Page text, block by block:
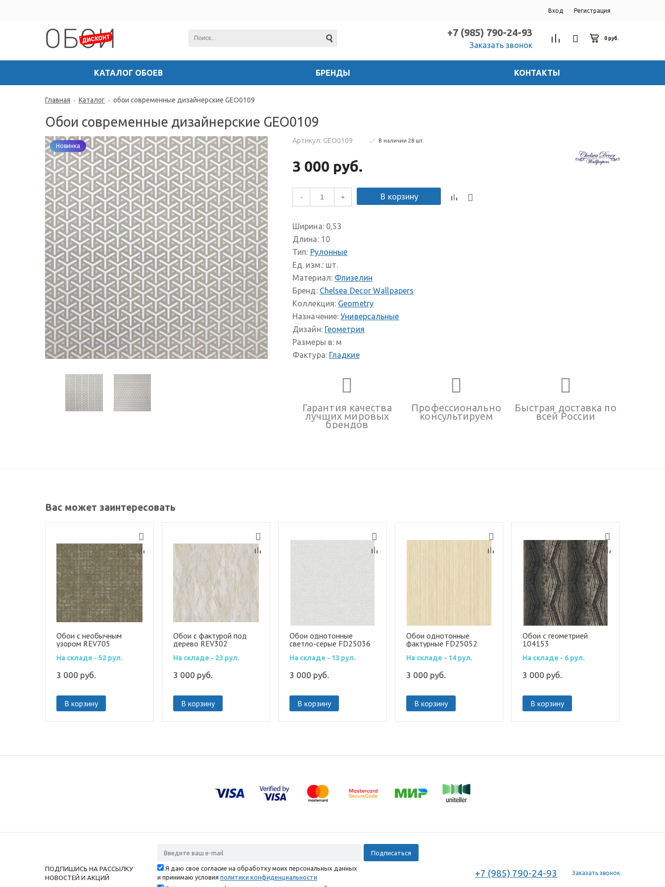
Вход Регистрация
+7 (985) 790-24-93
Заказать звонок
0 руб.
КАТАЛОГ ОБОЕВ БРЕНДЫ КОНТАКТЫ
Главная - Каталог - обои современные дизайнерские GEO0109
Обои современные дизайнерские GEO0109
Новинка
Артикул: GEO0109 В наличии 28 шт
3 000 руб.
- + В корзину
Ширина:0,53
Длина:10
Тип: Рулонные
Ед. изм.:шт.
Материал: Флизелин
Бренд: Chelsea Decor Wallpapers
Коллекция: Geometry
Назначение: Универсальные
Дизайн: Геометрия
Размеры в: м
Фактура: Гладкие
Гарантия качества
лучших мировых
брендов
Профессионально
консультируем
Быстрая доставка по
всей России
Вас может заинтересовать
Обои с необычным
узором REV705
На складе - 52 рул.
3 000 руб.
В корзину
Обои с фактурой под
дерево REV302
На складе - 23 рул.
3 000 руб.
В корзину
Обои однотонные
светло-серые FD25036
На складе - 13 рул.
3 000 руб.
В корзину
Обои однотонные
фактурные FD25052
На складе - 14 рул.
3 000 руб.
В корзину
Обои с геометрией
104153
На складе - 6 рул.
3 000 руб.
В корзину
ПОДПИШИСЬ НА РАССЫЛКУ
НОВОСТЕЙ И АКЦИЙ
Я даю свое согласие на обработку моих персональных данных
и принимаю условия политики конфиденциальности
+7 (985) 790-24-93 Заказать звонок